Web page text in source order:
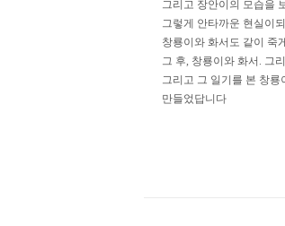
그리고 장안이의 모습을
그렇게 안타까운 현실이
창룡이와 화서도 같이 죽
그 후, 창룡이와 화서. 그
그리고 그 일기를 본 창
만들었답니다